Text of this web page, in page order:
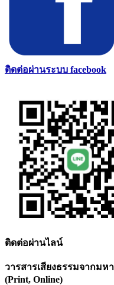
ติดต่อผ่านระบบ facebook
ติดต่อผ่านไลน์
วารสารเสียงธรรมจากมห
(Print, Online)